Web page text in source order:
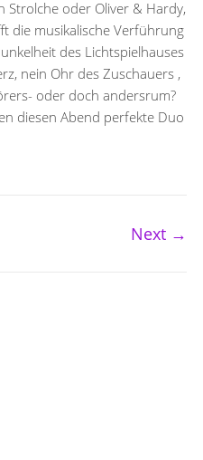
Strolche oder Oliver & Hardy,
die musikalische Verführung
des Lichtspielhauses
nein Ohr des Zuschauers ,
oder doch andersrum?
diesen Abend perfekte Duo
Next →